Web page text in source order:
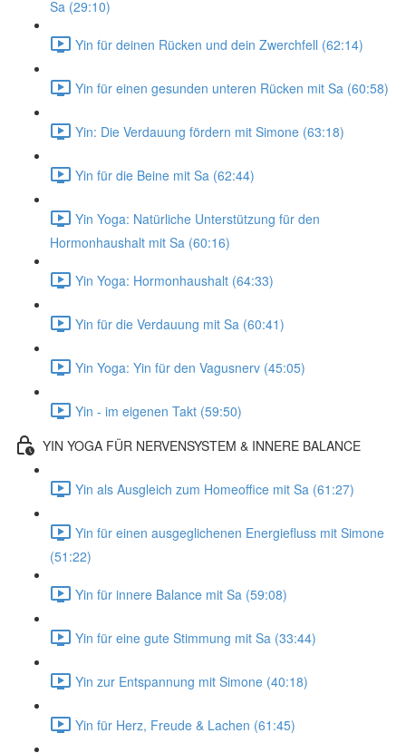
Sa (29:10)
Yin für deinen Rücken und dein Zwerchfell (62:14)
Yin für einen gesunden unteren Rücken mit Sa (60:58)
Yin: Die Verdauung fördern mit Simone (63:18)
Yin für die Beine mit Sa (62:44)
Yin Yoga: Natürliche Unterstützung für den
Hormonhaushalt mit Sa (60:16)
Yin Yoga: Hormonhaushalt (64:33)
Yin für die Verdauung mit Sa (60:41)
Yin Yoga: Yin für den Vagusnerv (45:05)
Yin - im eigenen Takt (59:50)
YIN YOGA FÜR NERVENSYSTEM & INNERE BALANCE
Yin als Ausgleich zum Homeoffice mit Sa (61:27)
Yin für einen ausgeglichenen Energiefluss mit Simone
(51:22)
Yin für innere Balance mit Sa (59:08)
Yin für eine gute Stimmung mit Sa (33:44)
Yin zur Entspannung mit Simone (40:18)
Yin für Herz, Freude & Lachen (61:45)